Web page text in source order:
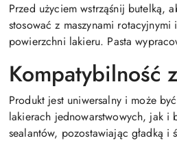
Przed użyciem wstrząśnij butelką,
stosować z maszynami
powierzchni lakieru. Pasta
Kompatybilność
Produkt jest uniwersalny i może
lakierach jednowarstwowych, jak i
sealantów, pozostawiając gładką